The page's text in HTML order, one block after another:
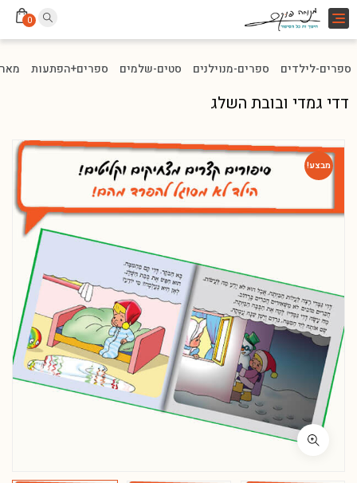
Toggle
navigation
0
ספרים-לילדים ספרים-מנוילנים סטים-שלמים ספרים+הפתעות
דדי גמדי ובובת השלג
מבצע!